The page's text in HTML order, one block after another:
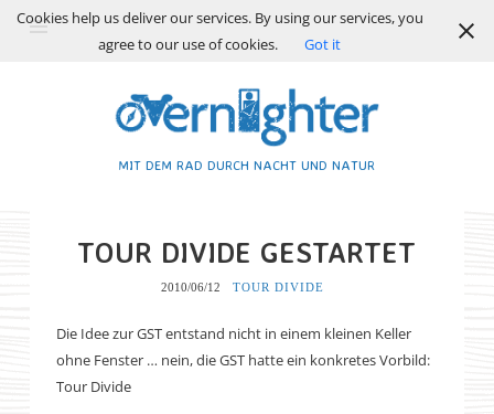
MIT DEM RAD DURCH NACHT UND NATUR
TOUR DIVIDE GESTARTET
2010/06/12 TOUR DIVIDE
Die Idee zur GST entstand nicht in einem kleinen Keller
ohne Fenster … nein, die GST hatte ein konkretes Vorbild:
Tour Divide
Cookies help us deliver our services. By using our services, you
agree to our use of cookies.
Got it